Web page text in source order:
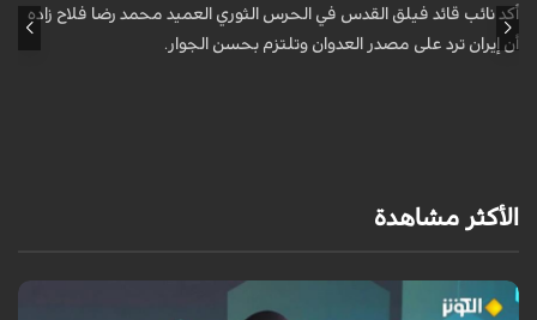
أكد نائب قائد فيلق القدس في الحرس الثوري العميد محمد رضا فلاح زاده
أن إيران ترد على مصدر العدوان وتلتزم بحسن الجوار.
الأكثر مشاهدة